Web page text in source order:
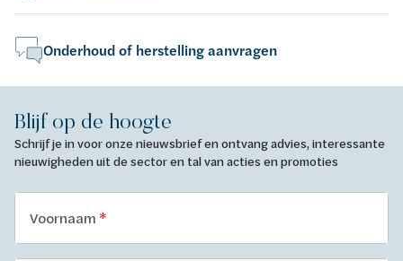
Onderhoud of herstelling aanvragen
Blijf op de hoogte
Schrijf je in voor onze nieuwsbrief en ontvang advies, interessante
nieuwigheden uit de sector en tal van acties en promoties
Voornaam